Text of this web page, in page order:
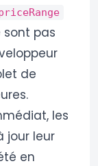
sont pas
de
les
jour leur
en